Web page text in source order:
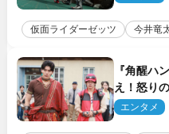
仮面ライダーゼッツ 今井竜
『角醒ハ
え！怒り
がハンタ
エンタメ